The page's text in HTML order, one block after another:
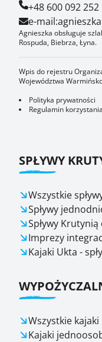
+48 600 092 252
e-mail:
Agnieszka obsługuje
Rospuda, Biebrza, Łyna.
Wpis do rejestru
Województwa
Polityka prywatności
Regulamin
SPŁYWY
Wszystkie
Spływy
Spływy
Imprezy
Kajaki Ukta -
Wszystkie
Kajaki